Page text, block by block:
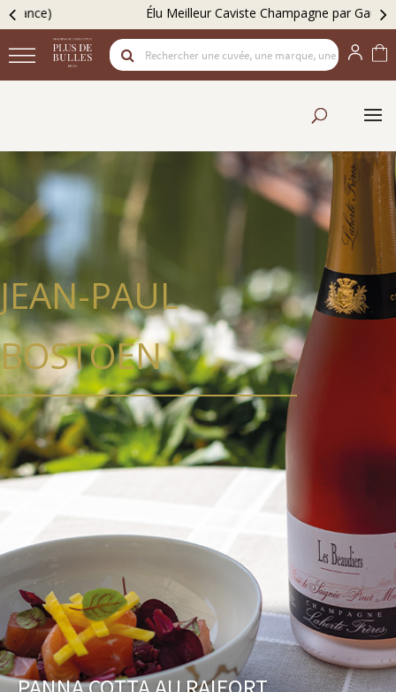
COEUR NOS COFFRETS DÉCOUVERTES NOS MEILLEURES
Élu Meilleur Caviste Champagne par Gault & Millau
JEAN-PAUL
BOSTOEN